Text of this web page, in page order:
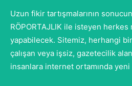
Uzun fikir tartışmalarının
RÖPORTAJLIK ile isteyen
yapabilecek. Sitemiz, herhangi
çalışan veya işsiz, gazetecilik
insanlara internet ortamında